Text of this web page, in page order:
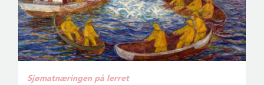
Sjømatnæringen på lerret